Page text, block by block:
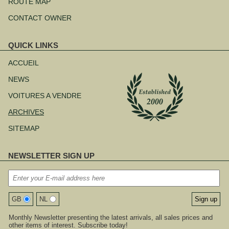
CONTACT OWNER
QUICK LINKS
au
ACCUEIL
NEWS
VOITURES A VENDRE
ARCHIVES
SITEMAP
NEWSLETTER SIGN UP
GB NL
Monthly Newsletter presenting the latest arrivals, all sales prices and
other items of interest. Subscribe today!